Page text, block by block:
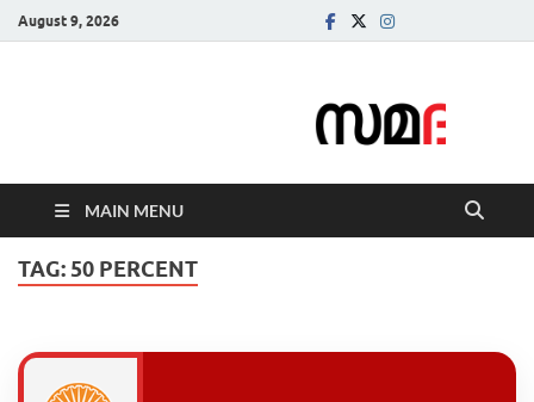
August 9, 2026
MAIN MENU
TAG: 50 PERCENT